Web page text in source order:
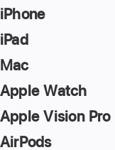
iPhone
iPad
Mac
Apple Watch
Apple Vision Pro
AirPods